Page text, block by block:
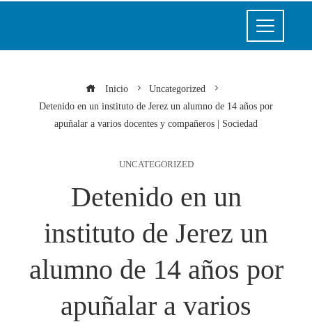
Inicio
Uncategorized
Detenido en un instituto de Jerez un alumno de 14 años por
apuñalar a varios docentes y compañeros | Sociedad
UNCATEGORIZED
Detenido en un
instituto de Jerez un
alumno de 14 años por
apuñalar a varios